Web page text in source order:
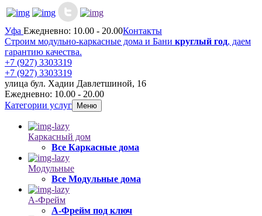
Уфа Ежедневно: 10.00 - 20.00Контакты
Строим модульно-каркасные дома и Бани круглый год, даем
гарантию качества.
+7 (927) 3303319
+7 (927) 3303319
улица бул. Хадии Давлетшиной, 16
Ежедневно: 10.00 - 20.00
Категории услуг
Меню
Каркасный дом
Все Каркасные дома
Модульные
Все Модульные дома
А-Фрейм
А-Фрейм под ключ